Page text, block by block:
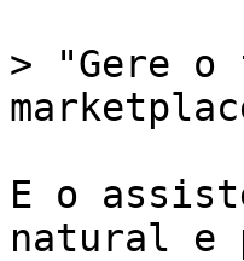
> "Gere o
E o
natural e